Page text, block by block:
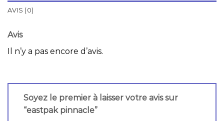
AVIS (0)
Avis
Il n’y a pas encore d’avis.
Soyez le premier à laisser votre avis sur
“eastpak pinnacle”